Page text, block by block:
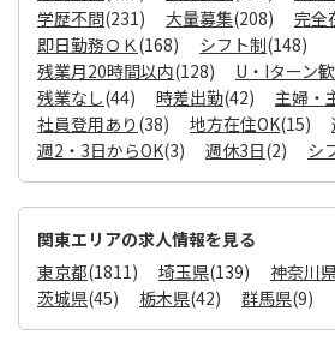
学歴不問(231) 大量募集(208) 完全
即日勤務ＯＫ(168) シフト制(148)
残業月20時間以内(128) U・Iターン
残業なし(44) 時差出勤(42) 主婦・
社員登用あり (38) 地方在住OK(15)
週2・3日からOK(3) 週休3日(2) シ
関東エリアの求人情報を見る
東京都(1811) 埼玉県(139) 神奈川
茨城県(45) 栃木県(42) 群馬県(9)